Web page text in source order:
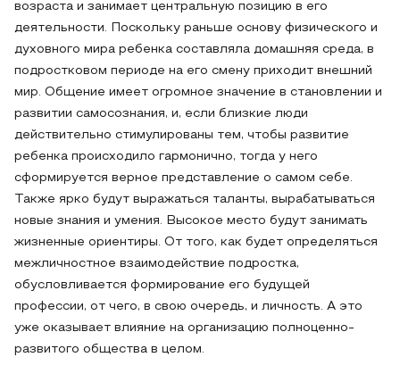
возраста и занимает центральную позицию в его
деятельности. Поскольку раньше основу физического и
духовного мира ребенка составляла домашняя среда, в
подростковом периоде на его смену приходит внешний
мир. Общение имеет огромное значение в становлении и
развитии самосознания, и, если близкие люди
действительно стимулированы тем, чтобы развитие
ребенка происходило гармонично, тогда у него
сформируется верное представление о самом себе.
Также ярко будут выражаться таланты, вырабатываться
новые знания и умения. Высокое место будут занимать
жизненные ориентиры. От того, как будет определяться
межличностное взаимодействие подростка,
обусловливается формирование его будущей
профессии, от чего, в свою очередь, и личность. А это
уже оказывает влияние на организацию полноценно-
развитого общества в целом.